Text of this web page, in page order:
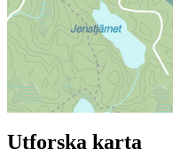
Utforska karta